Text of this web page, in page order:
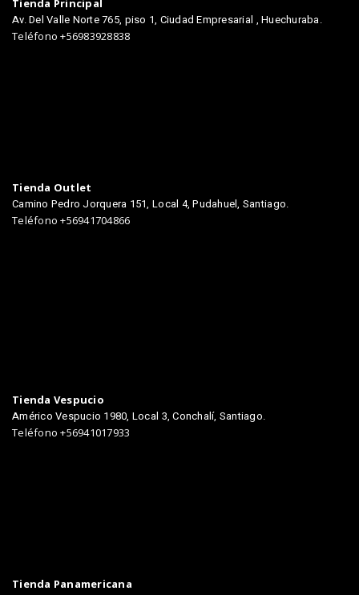
Tienda Principal
Av. Del Valle Norte 765, piso 1, Ciudad Empresarial , Huechuraba.
Teléfono +56983928838
Tienda Outlet
Camino Pedro Jorquera 151, Local 4, Pudahuel, Santiago.
Teléfono +56941704866
Tienda Vespucio
Américo Vespucio 1980, Local 3, Conchalí, Santiago.
Teléfono +56941017933
Tienda Panamericana